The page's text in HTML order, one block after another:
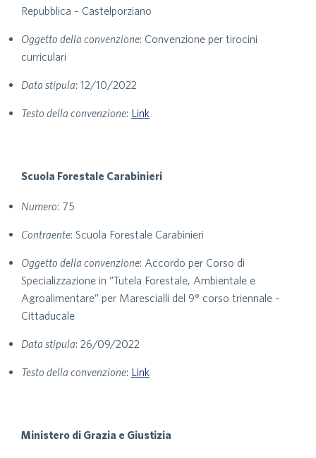
Repubblica – Castelporziano
Oggetto della convenzione: Convenzione per tirocini
curriculari
Data stipula: 12/10/2022
Testo della convenzione: Link
Scuola Forestale Carabinieri
Numero: 75
Contraente: Scuola Forestale Carabinieri
Oggetto della convenzione: Accordo per Corso di
Specializzazione in “Tutela Forestale, Ambientale e
Agroalimentare” per Marescialli del 9° corso triennale –
Cittaducale
Data stipula: 26/09/2022
Testo della convenzione: Link
Ministero di Grazia e Giustizia